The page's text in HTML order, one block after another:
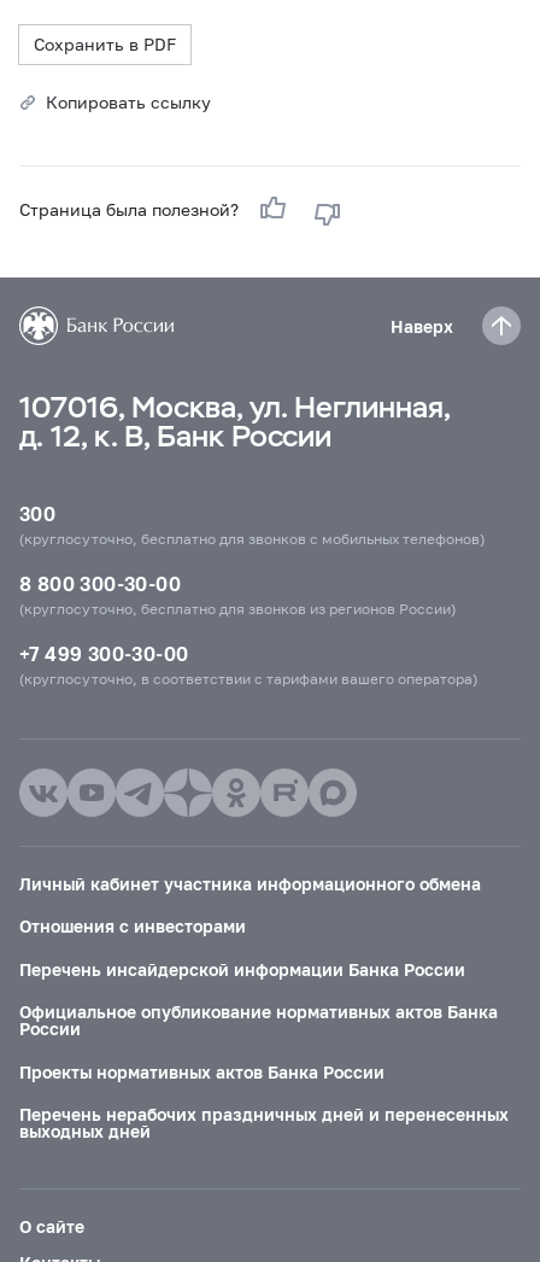
Сохранить в PDF
Копировать ссылку
Страница была полезной?
Наверх
107016, Москва, ул. Неглинная,
д. 12, к. В, Банк России
300
(круглосуточно, бесплатно для звонков с мобильных телефонов)
8 800 300-30-00
(круглосуточно, бесплатно для звонков из регионов России)
+7 499 300-30-00
(круглосуточно, в соответствии с тарифами вашего оператора)
Личный кабинет участника информационного обмена
Отношения с инвесторами
Перечень инсайдерской информации Банка России
Официальное опубликование нормативных актов Банка
России
Проекты нормативных актов Банка России
Перечень нерабочих праздничных дней и перенесенных
выходных дней
О сайте